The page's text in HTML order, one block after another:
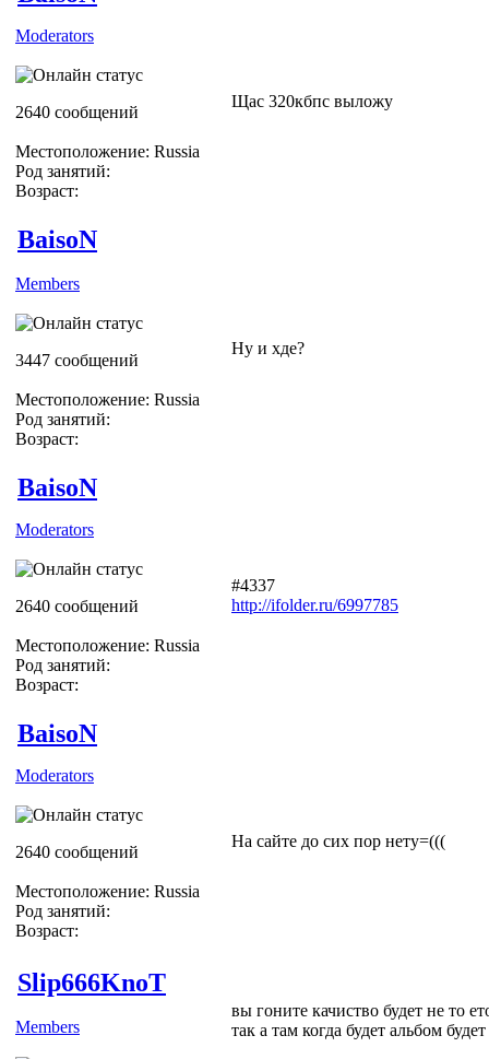
Moderators
2640 сообщений
Местоположение: Russia
Род занятий:
Возраст:
Щас 320кбпс выложу
BaisoN
Members
3447 сообщений
Местоположение: Russia
Род занятий:
Возраст:
Ну и хде?
BaisoN
Moderators
2640 сообщений
Местоположение: Russia
Род занятий:
Возраст:
#4337
http://ifolder.ru/6997785
BaisoN
Moderators
2640 сообщений
Местоположение: Russia
Род занятий:
Возраст:
На сайте до сих пор нету=(((
Slip666KnoT
Members
вы гоните качиство будет не то
так а там когда будет альбом